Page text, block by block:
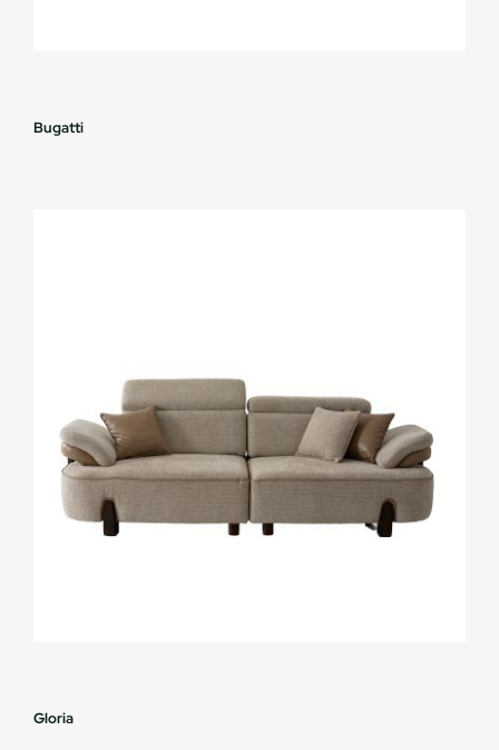
Bugatti
Gloria